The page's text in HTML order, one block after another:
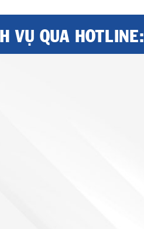
VỤ QUA HOTLINE: